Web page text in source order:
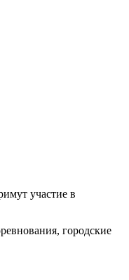
участие в
городские